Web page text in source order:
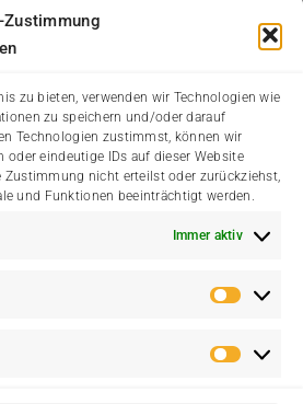
zu bieten, verwenden wir Technologien wie
zu speichern und/oder darauf
Technologien zustimmst, können wir
oder eindeutige IDs auf dieser Website
Zustimmung nicht erteilst oder zurückziehst,
und Funktionen beeinträchtigt werden.
Immer aktiv
Wälster Branchenbuch
Der Heimatverein